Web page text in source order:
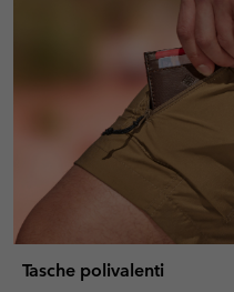
Tasche polivalenti